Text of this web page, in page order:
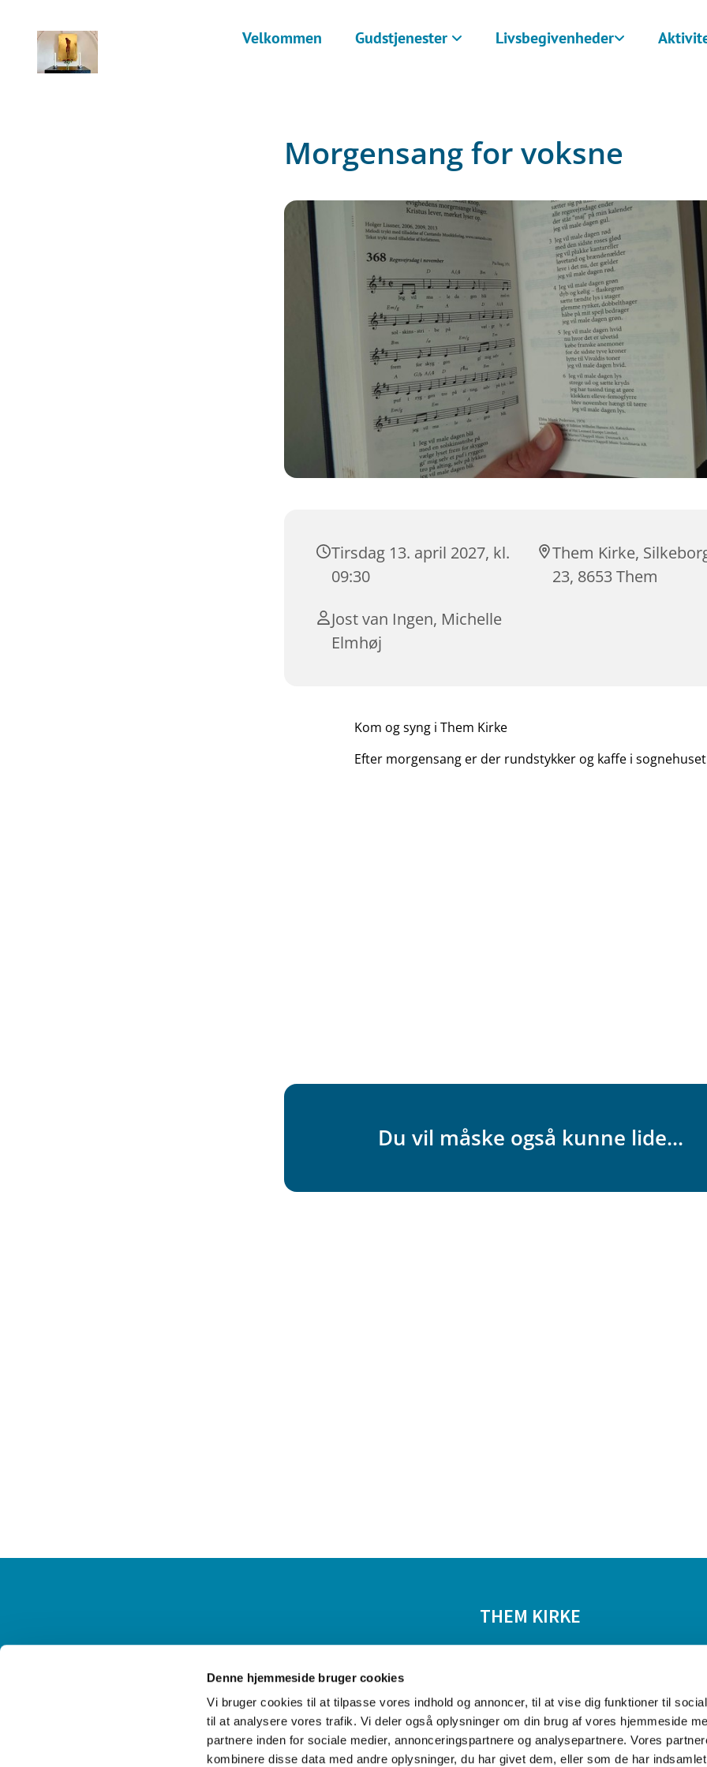
Denne hjemmeside bruger cookies
Vi bruger cookies til at tilpasse vores indhold og annoncer, til at vise dig funktioner til
til at analysere vores trafik. Vi deler også oplysninger om din brug af vores hjemmeside
partnere inden for sociale medier, annonceringspartnere og analysepartnere. Vores
kombinere disse data med andre oplysninger, du har givet dem, eller som de har
Velkommen Gudstjenester Livsbegivenheder
Morgensang for voksne
Tirsdag 13. april 2027, kl.
09:30
Them Kirke,
23, 8653 Them
Jost van Ingen, Michelle
Elmhøj
Kom og syng i Them Kirke
Efter morgensang er der rundstykker og kaffe i sognehuset
Du vil måske også kunne lide...
THEM KIRKE